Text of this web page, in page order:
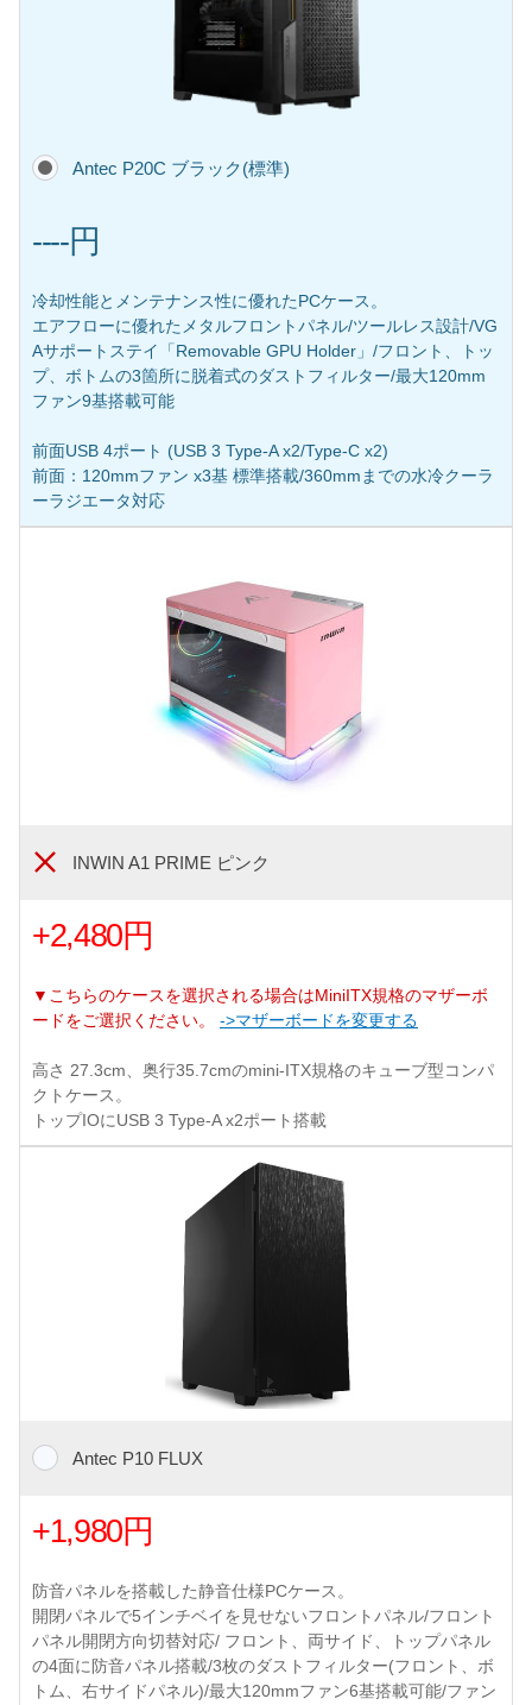
Antec P20C ブラック(標準)
----円
冷却性能とメンテナンス性に優れたPCケース。
エアフローに優れたメタルフロントパネル/ツールレス設計/VG
Aサポートステイ「Removable GPU Holder」/フロント、トッ
プ、ボトムの3箇所に脱着式のダストフィルター/最大120mm
ファン9基搭載可能
前面USB 4ポート (USB 3 Type-A x2/Type-C x2)
前面：120mmファン x3基 標準搭載/360mmまでの水冷クーラ
ーラジエータ対応
INWIN A1 PRIME ピンク
+2,480円
▼こちらのケースを選択される場合はMiniITX規格のマザーボ
ードをご選択ください。 ->マザーボードを変更する
高さ 27.3cm、奥行35.7cmのmini-ITX規格のキューブ型コンパ
クトケース。
トップIOにUSB 3 Type-A x2ポート搭載
Antec P10 FLUX
+1,980円
防音パネルを搭載した静音仕様PCケース。
開閉パネルで5インチベイを見せないフロントパネル/フロント
パネル開閉方向切替対応/ フロント、両サイド、トップパネル
の4面に防音パネル搭載/3枚のダストフィルター(フロント、ボ
トム、右サイドパネル)/最大120mmファン6基搭載可能/ファン